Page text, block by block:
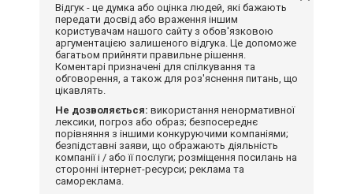
Відгук - це думка або оцінка людей, які бажають
передати досвід або враження іншим
користувачам нашого сайту з обов'язковою
аргументацією залишеного відгука. Це допоможе
багатьом прийняти правильне рішення.
Коментарі призначені для спілкування та
обговорення, а також для роз'яснення питань, що
цікавлять.
Не дозволяється: використання ненормативної
лексики, погроз або образ; безпосереднє
порівняння з іншими конкуруючими компаніями;
безпідставні заяви, що ображають діяльність
компанії і / або її послуги; розміщення посилань на
сторонні інтернет-ресурси; реклама та
самореклама.